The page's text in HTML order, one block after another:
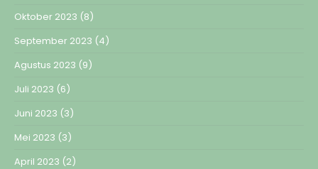
Oktober 2023 (8)
September 2023 (4)
Agustus 2023 (9)
Juli 2023 (6)
Juni 2023 (3)
Mei 2023 (3)
April 2023 (2)